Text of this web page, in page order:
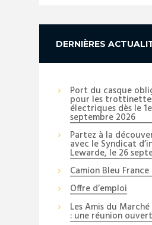
DERNIÈRES
Port du casque
pour les
électriques dès le
septembre 2026
Partez à la
avec le Syndicat
Lewarde, le 26
Camion Bleu
Offre d’emploi
Les Amis du
: une réunion